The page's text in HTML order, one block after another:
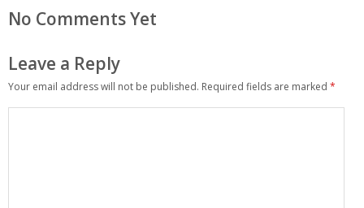
No Comments Yet
Leave a Reply
Your email address will not be published. Required fields are marked *